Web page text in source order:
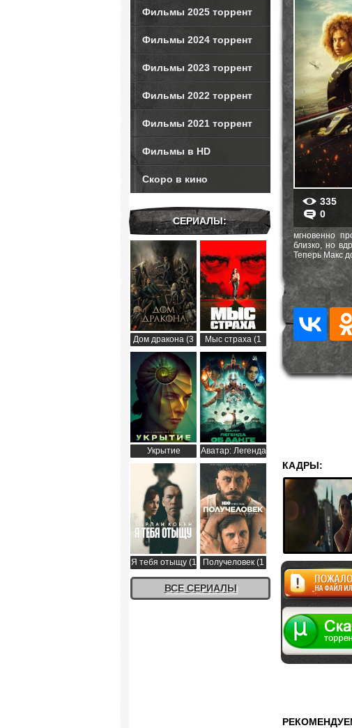
Фильмы 2025 торрент
Фильмы 2024 торрент
Фильмы 2023 торрент
Фильмы 2022 торрент
Фильмы 2021 торрент
Фильмы в HD
Скоро в кино
СЕРИАЛЫ:
Дом дракона (3
сезон)
Мыс страха (1
сезон)
Укрытие
(Бункер) (3
сезон)
Аватар: Легенда
об Аанге (2
сезон)
Я тебя отыщу (1
сезон)
Получеловек (1
сезон)
ВСЕ СЕРИАЛЫ
335
0
мгновенно
близко, но
Теперь Макс
КАДРЫ:
Жалоба